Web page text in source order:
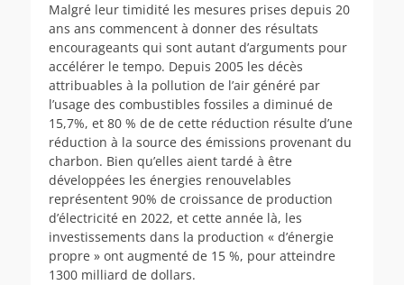
Malgré leur timidité les mesures prises depuis 20
ans ans commencent à donner des résultats
encourageants qui sont autant d’arguments pour
accélérer le tempo. Depuis 2005 les décès
attribuables à la pollution de l’air généré par
l’usage des combustibles fossiles a diminué de
15,7%, et 80 % de de cette réduction résulte d’une
réduction à la source des émissions provenant du
charbon. Bien qu’elles aient tardé à être
développées les énergies renouvelables
représentent 90% de croissance de production
d’électricité en 2022, et cette année là, les
investissements dans la production « d’énergie
propre » ont augmenté de 15 %, pour atteindre
1300 milliard de dollars.